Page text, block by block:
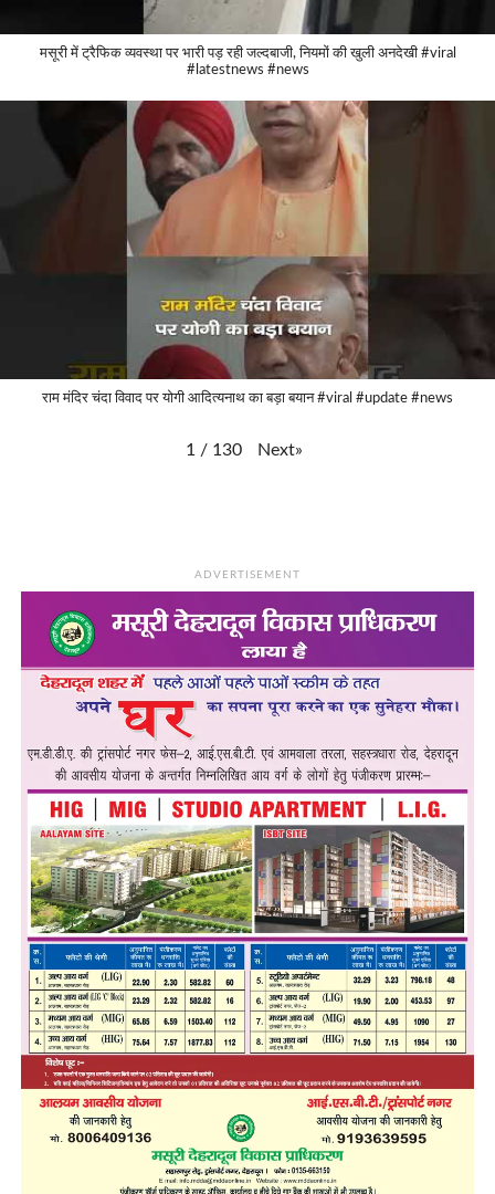
मसूरी में ट्रैफिक व्यवस्था पर भारी पड़ रही जल्दबाजी, नियमों की खुली अनदेखी #viral
#latestnews #news
राम मंदिर चंदा विवाद पर योगी आदित्यनाथ का बड़ा बयान #viral #update #news
1 / 130 Next»
ADVERTISEMENT